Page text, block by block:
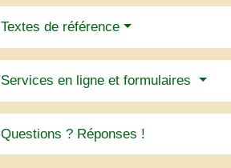
Textes de référence
Services en ligne et formulaires
Questions ? Réponses !